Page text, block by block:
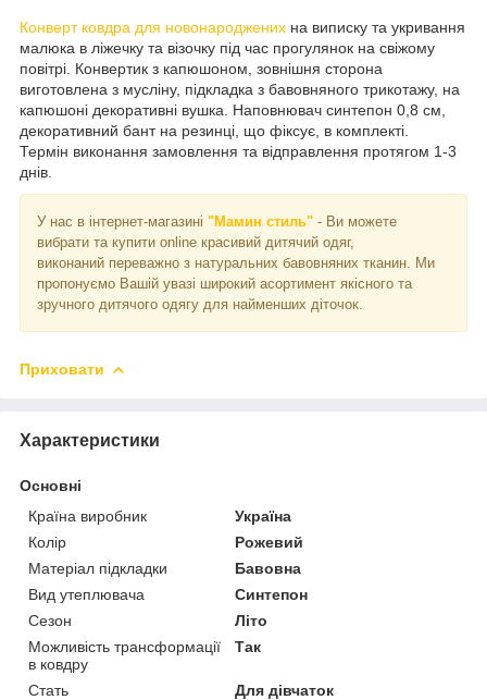
Конверт ковдра для новонароджених на виписку та укривання
малюка в ліжечку та візочку під час прогулянок на свіжому
повітрі. Конвертик з капюшоном, зовнішня сторона
виготовлена з мусліну, підкладка з бавовняного трикотажу, на
капюшоні декоративні вушка. Наповнювач синтепон 0,8 см,
декоративний бант на резинці, що фіксує, в комплекті.
Термін виконання замовлення та відправлення протягом 1-3
днів.
У нас в інтернет-магазині "Мамин стиль" - Ви можете
вибрати та купити online красивий дитячий одяг,
виконаний переважно з натуральних бавовняних тканин. Ми
пропонуємо Вашій увазі широкий асортимент якісного та
зручного дитячого одягу для найменших діточок.
Приховати
Характеристики
Основні
Країна виробник
Україна
Колір
Рожевий
Матеріал підкладки
Бавовна
Вид утеплювача
Синтепон
Сезон
Літо
Можливість трансформації
в ковдру
Так
Стать
Для дівчаток